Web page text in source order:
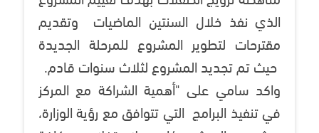
الذي نفذ خلال السنتين الماضيات وتقديم
مقترحات لتطوير المشروع للمرحلة الجديدة
حيث تم تجديد المشروع لثلاث سنوات قادم.
واكد سامي على "أهمية الشراكة مع المركز
في تنفيذ البرامج التي تتوافق مع رؤية الوزارة،